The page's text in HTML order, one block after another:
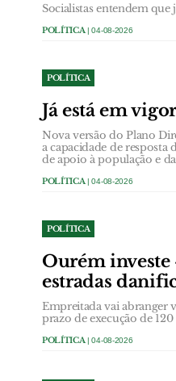
Socialistas entendem
POLÍTICA | 04-08-2026
POLÍTICA
Já está em
Nova versão do Plano
a capacidade de
de apoio à população e
POLÍTICA | 04-08-2026
POLÍTICA
Ourém investe
estradas
Empreitada vai abranger
prazo de execução de 120
POLÍTICA | 04-08-2026